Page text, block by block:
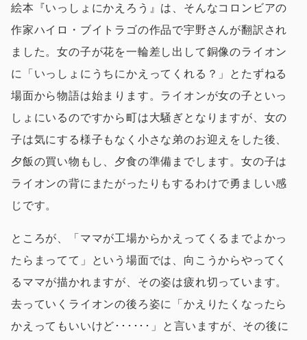
絵本『いっしょにかえろう』は、そんなコロンビアの
作家ハイロ・ブイトラゴの作品で宇野さんが翻訳され
ました。女の子が花を一輪差し出して銅像のライオン
に「いっしょにうちにかえってくれる？」とたずねる
場面から物語は始まります。ライオンが女の子といっ
しょにいるのですから町は大騒ぎとなりますが、女の
子は気にする様子もなく小さな弟のお迎えをした後、
夕飯の買い物もし、夕食の準備までします。女の子は
ライオンの背にまたがったりもするわけで勇ましい感
じです。
ところが、「ママが工場からかえってくるまでよかっ
たらまってて」という場面では、向こうからやってく
るママが描かれますが、その姿は疲れ切っています。
去っていくライオンの後ろ姿に「かえりたくなったら
かえってもいいけど･･････」と言いますが、その後に